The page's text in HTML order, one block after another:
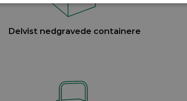
Delvist nedgravede containere